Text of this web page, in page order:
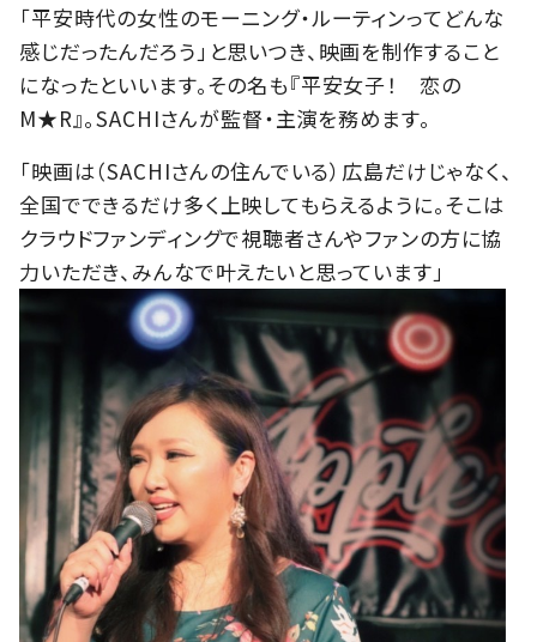
「平安時代の女性のモーニング・ルーティンってどんな
感じだったんだろう」と思いつき、映画を制作すること
になったといいます。その名も『平安女子！ 恋の
M★R』。SACHIさんが監督・主演を務めます。
「映画は（SACHIさんの住んでいる）広島だけじゃなく、
全国でできるだけ多く上映してもらえるように。そこは
クラウドファンディングで視聴者さんやファンの方に協
力いただき、みんなで叶えたいと思っています」